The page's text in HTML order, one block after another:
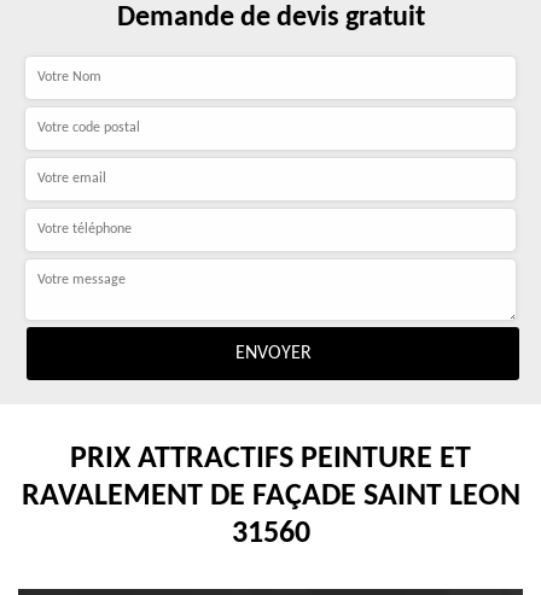
Demande de devis gratuit
PRIX ATTRACTIFS PEINTURE ET
RAVALEMENT DE FAÇADE SAINT LEON
31560